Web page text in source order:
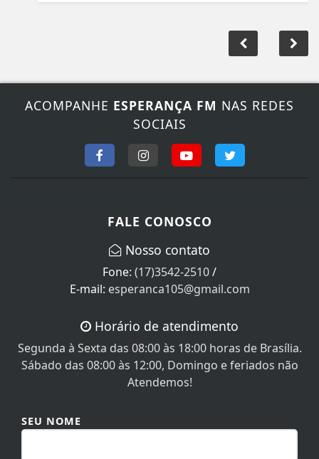
ACOMPANHE ESPERANÇA FM NAS REDES
SOCIAIS
FALE CONOSCO
Nosso contato
Fone: (17)3542-2510/
E-mail: esperanca105@gmail.com
Horário de atendimento
Segunda à Sexta das 08:00 às 18:00 horas de Brasília.
Sábado das 08:00 às 12:00, Domingo e feriados não
Atendemos!
SEU NOME